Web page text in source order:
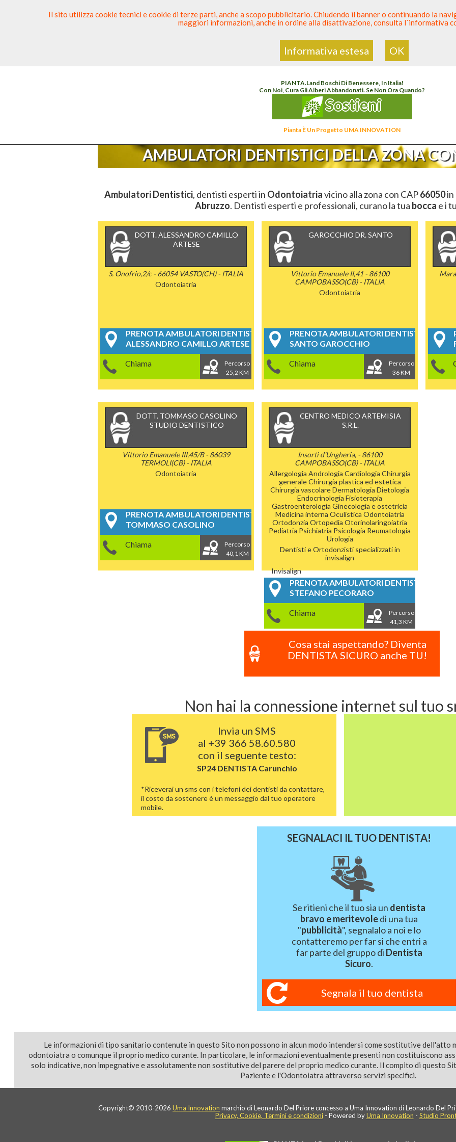
Elenco Dentista Sicuro>Odontoiatria>Ambulatori Dentistici>Abruzzo
PIANTA.LandBoschi Di Benessere, In Italia!
Con Noi, Cura Gli Alberi Abbandonati. Se Non Ora Quando?
Sostieni
Pianta È Un Progetto UMA INNOVATION
AMBULATORI DENTISTICI DELLA ZONA
Ambulatori Dentistici, dentisti esperti in Odontoiatriavicino alla zona con CAP66050in
Abruzzo. Dentisti esperti e professionali, curano la tua bocca e i
DOTT. ALESSANDRO CAMILLO
ARTESE
S. Onofrio,2/c - 66054 VASTO(CH) - ITALIA
Odontoiatria
PRENOTA AMBULATORI DENTISTICI
ALESSANDRO CAMILLO ARTESE
Chiama
Percorso
25,2 KM
GAROCCHIO DR. SANTO
Vittorio Emanuele II,41 - 86100
CAMPOBASSO(CB) - ITALIA
Odontoiatria
PRENOTA AMBULATORI DENTISTICI
SANTO GAROCCHIO
Chiama
Percorso
36 KM
DOTT. TOMMASO CASOLINO
STUDIO DENTISTICO
Vittorio Emanuele III,45/B - 86039
TERMOLI(CB) - ITALIA
Odontoiatria
PRENOTA AMBULATORI DENTISTICI
TOMMASO CASOLINO
Chiama
Percorso
40,1 KM
CENTRO MEDICO ARTEMISIA
S.R.L.
Insorti d'Ungheria, - 86100
CAMPOBASSO(CB) - ITALIA
Allergologia Andrologia Cardiologia Chirurgia
generaleChirurgia plastica ed estetica
Chirurgia vascolareDermatologia Dietologia
Endocrinologia Fisioterapia
Gastroenterologia Ginecologia e ostetricia
Medicina interna Oculistica Odontoiatria
Ortodonzia Ortopedia Otorinolaringoiatria
Pediatria Psichiatria Psicologia Reumatologia
Urologia
Dentisti e Ortodonzisti specializzati in
invisalign
Invisalign
PRENOTA AMBULATORI DENTISTICI
STEFANO PECORARO
Chiama
Percorso
41,3 KM
ALTRA RICERCA
Cosa stai aspettando? Diventa
DENTISTA SICURO anche TU!
Non hai la connessione internet sul tuo
Invia un SMS
al +39 366 58.60.580
con il seguente testo:
SP24 DENTISTA Carunchio
*Riceverai un sms con i telefoni dei dentisti da contattare,
il costo da sostenere è un messaggio dal tuo operatore
mobile.
SEGNALACI IL TUO DENTISTA!
Se ritieni che il tuo sia un dentista
bravo e meritevoledi una tua
"pubblicità", segnalalo a noi e lo
contatteremo per far si che entri a
far parte del gruppo di Dentista
Sicuro.
Segnala il tuo dentista
Le informazioni di tipo sanitario contenute in questo Sito non possono in alcun modo intendersi come sostitutive dell'atto
odontoiatra o comunque il proprio medico curante. In particolare, le informazioni eventualmente presenti non costituiscono
solo indicative, non impegnative e assolutamente non sostitutive del parere del proprio medico curante. Il compito di questo
Paziente e l'Odontoiatra attraverso servizi specifici.
Copyright© 2010-2026 Uma Innovation marchio di Leonardo Del Priore concesso a Uma Innovation di Leonardo Del
Privacy, Cookie, Termini e condizioni- Powered byUma Innovation - Studio
Il sito utilizza cookie tecnici e cookie di terze parti, anche a scopo pubblicitario. Chiudendo il banner o continuando la
maggiori informazioni, anche in ordine alla disattivazione, consulta l´informativa
Informativa estesa OK